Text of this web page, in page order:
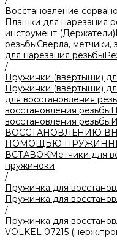
Восстановление
Плашки для нарезания
инструмент (Держатели)
резьбыСверла, метчики,
для нарезания резьбы
/
Пружинки (ввертыши)
Пружинки (ввертыши)
для восстановления
восстановления резьбы
восстановления резьбы
ВОССТАНОВЛЕНИЮ
ПОМОЩЬЮ
ВСТАВОКМетчики для
пружиноки
/
Пружинка для
Пружинка для
/
Пружинка для
VOLKEL 07215